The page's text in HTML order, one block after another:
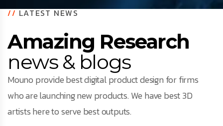
//LATEST NEWS
Amazing Research
news & blogs
Mouno provide best digital product design for firms
who are launching new products. We have best 3D
artists here to serve best outputs.